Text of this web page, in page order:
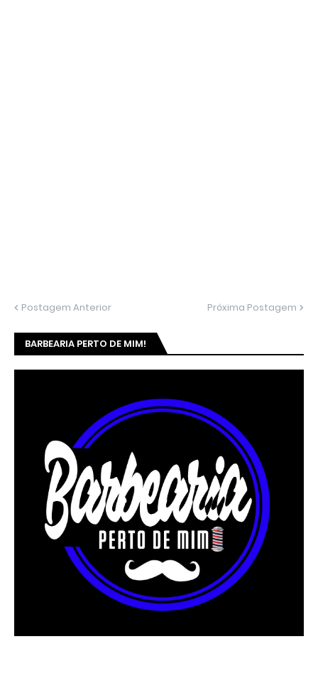
Postagem Anterior Próxima Postagem
BARBEARIA PERTO DE MIM!